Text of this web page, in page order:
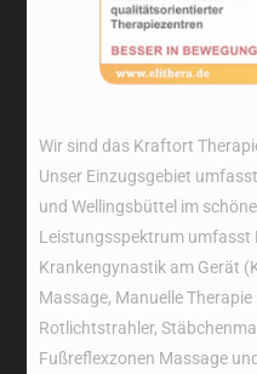
Wir sind das Kraftort
Unser Einzugsgebiet
und Wellingsbüttel im
Leistungsspektrum umfasst
Krankengynastik am Gerät
Massage, Manuelle Therapie
Rotlichtstrahler,
Fußreflexzonen Massage